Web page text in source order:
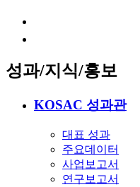
성과/지식/홍보
KOSAC 성과관
대표 성과
주요데이터
사업보고서
연구보고서